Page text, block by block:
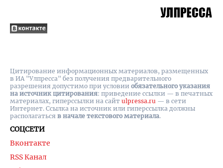
СОЦСЕТИ
Вконтакте
RSS Канал
Цитирование информационных материалов, размещенных
в ИА "Улпресса" без получения предварительного
разрешения допустимо при условии обязательного указания
на источник цитирования: приведение ссылки — в печатных
материалах, гиперссылки на cайт ulpressa.ru — в сети
Интернет. Ссылка на источник или гиперссылка должны
располагаться в начале текстового материала.